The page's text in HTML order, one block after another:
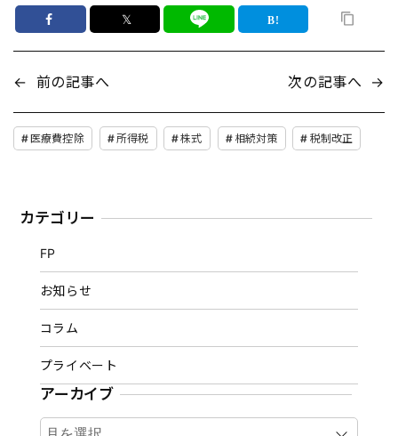
𝕏
← 前の記事へ 次の記事へ →
医療費控除 所得税 株式 相続対策 税制改正
カテゴリー
FP
お知らせ
コラム
プライベート
アーカイブ
ア